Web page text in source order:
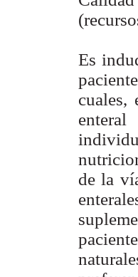
Es
cuales,
de la